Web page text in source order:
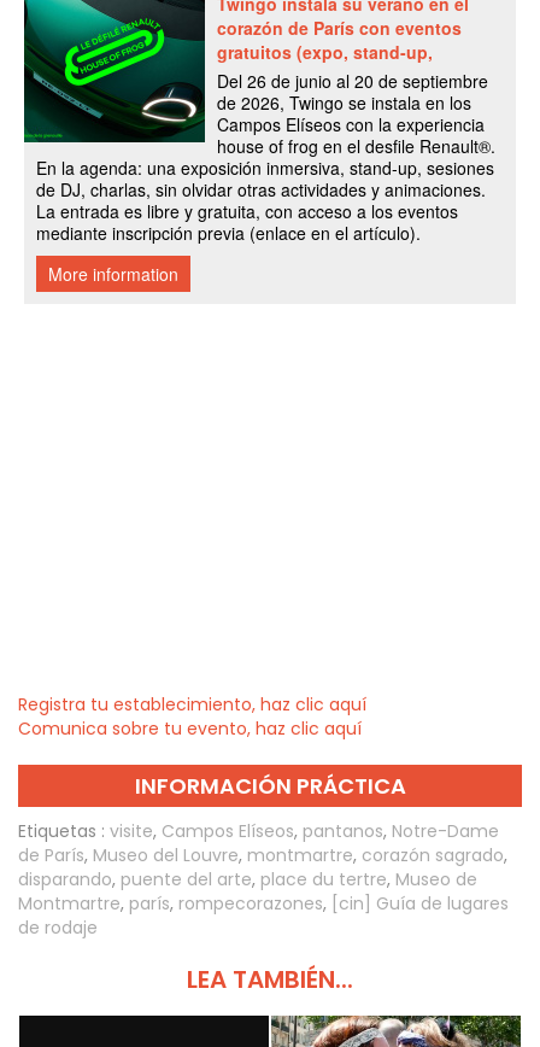
Registra tu establecimiento, haz clic aquí
Comunica sobre tu evento, haz clic aquí
INFORMACIÓN PRÁCTICA
Etiquetas : visite, Campos Elíseos, pantanos, Notre-Dame
de París, Museo del Louvre, montmartre, corazón sagrado,
disparando, puente del arte, place du tertre, Museo de
Montmartre, parís, rompecorazones, [cin] Guía de lugares
de rodaje
LEA TAMBIÉN...